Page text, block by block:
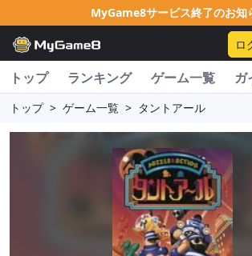
MyGame8サービス終了のお知
ロ
トップ ランキング ゲーム一覧 ガ
トップ > ゲーム一覧 > タントアール